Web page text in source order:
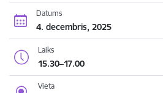
Datums
4. decembris, 2025
Laiks
15.30–17.00
Vieta